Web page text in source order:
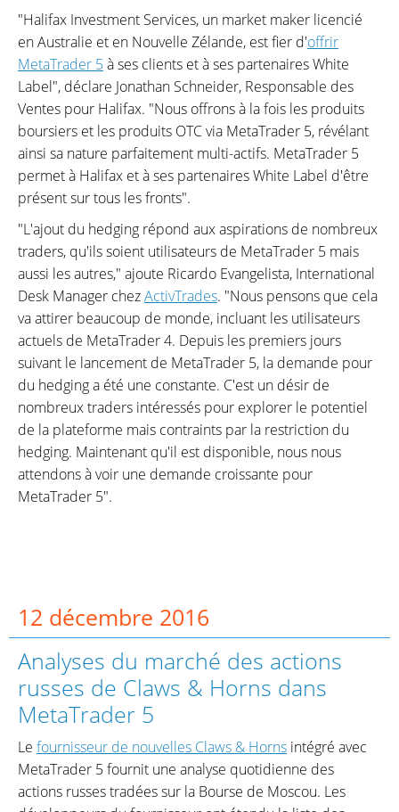
"Halifax Investment Services, un market maker licencié
en Australie et en Nouvelle Zélande, est fier d'offrir
MetaTrader 5 à ses clients et à ses partenaires White
Label", déclare Jonathan Schneider, Responsable des
Ventes pour Halifax. "Nous offrons à la fois les produits
boursiers et les produits OTC via MetaTrader 5, révélant
ainsi sa nature parfaitement multi-actifs. MetaTrader 5
permet à Halifax et à ses partenaires White Label d'être
présent sur tous les fronts".
"L'ajout du hedging répond aux aspirations de nombreux
traders, qu'ils soient utilisateurs de MetaTrader 5 mais
aussi les autres," ajoute Ricardo Evangelista, International
Desk Manager chezActivTrades. "Nous pensons que cela
va attirer beaucoup de monde, incluant les utilisateurs
actuels de MetaTrader 4. Depuis les premiers jours
suivant le lancement de MetaTrader 5, la demande pour
du hedging a été une constante. C'est un désir de
nombreux traders intéressés pour explorer le potentiel
de la plateforme mais contraints par la restriction du
hedging. Maintenant qu'il est disponible, nous nous
attendons à voir une demande croissante pour
MetaTrader 5".
12 décembre 2016
Analyses du marché des actions
russes de Claws & Horns dans
MetaTrader 5
Le fournisseur de nouvelles Claws & Horns intégré avec
MetaTrader 5 fournit une analyse quotidienne des
actions russes tradées sur la Bourse de Moscou. Les